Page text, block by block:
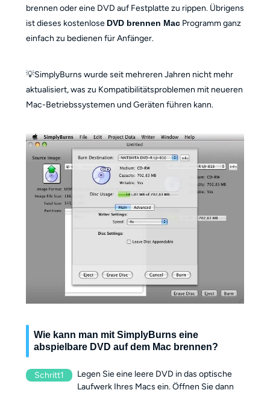
brennen oder eine DVD auf Festplatte zu rippen. Übrigens
ist dieses kostenlose DVD brennen MacProgramm ganz
einfach zu bedienen für Anfänger.
💡SimplyBurns wurde seit mehreren Jahren nicht mehr
aktualisiert, was zu Kompatibilitätsproblemen mit neueren
Mac-Betriebssystemen und Geräten führen kann.
Wie kann man mit SimplyBurns eine
abspielbare DVD auf dem Mac brennen?
Schritt1
Legen Sie eine leere DVD in das optische
Laufwerk Ihres Macs ein. Öffnen Sie dann